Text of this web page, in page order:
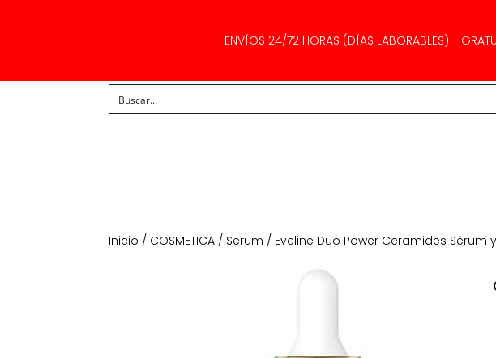
ENVÍOS 24/72 HORAS (DÍAS LABORABLES) -
Inicio / COSMETICA / Serum / Eveline Duo Power Ceramides Sérum